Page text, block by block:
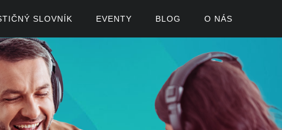
SLOVNÍK EVENTY BLOG O NÁS